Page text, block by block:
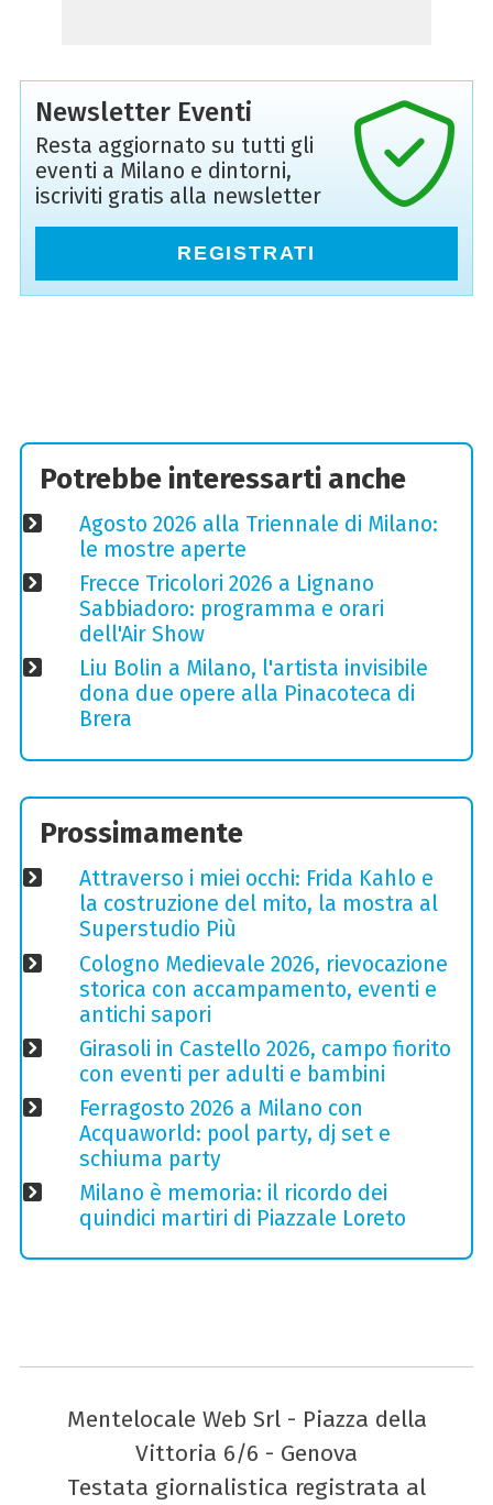
Newsletter Eventi
Resta aggiornato su tutti gli
eventi a Milano e dintorni,
iscriviti gratis alla newsletter
REGISTRATI
Potrebbe interessarti anche
Agosto 2026 alla Triennale di Milano:
le mostre aperte
Frecce Tricolori 2026 a Lignano
Sabbiadoro: programma e orari
dell'Air Show
Liu Bolin a Milano, l'artista invisibile
dona due opere alla Pinacoteca di
Brera
Prossimamente
Attraverso i miei occhi: Frida Kahlo e
la costruzione del mito, la mostra al
Superstudio Più
Cologno Medievale 2026, rievocazione
storica con accampamento, eventi e
antichi sapori
Girasoli in Castello 2026, campo fiorito
con eventi per adulti e bambini
Ferragosto 2026 a Milano con
Acquaworld: pool party, dj set e
schiuma party
Milano è memoria: il ricordo dei
quindici martiri di Piazzale Loreto
Mentelocale Web Srl - Piazza della
Vittoria 6/6 - Genova
Testata giornalistica registrata al